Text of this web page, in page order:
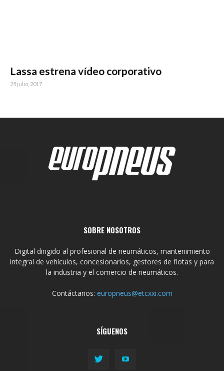
Lassa estrena vídeo corporativo
25 julio, 2017
SOBRE NOSOTROS
Digital dirigido al profesional de neumáticos, mantenimiento
integral de vehículos, concesionarios, gestores de flotas y para
la industria y el comercio de neumáticos.
Contáctanos: europneus@etcxxi.com
SÍGUENOS